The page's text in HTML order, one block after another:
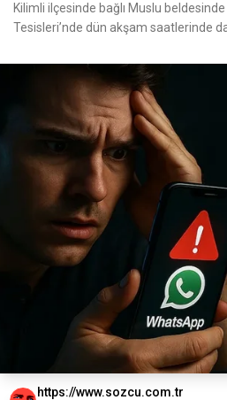
Kilimli ilçesinde bağlı Muslu
Tesisleri’nde dün akşam saatlerinde
https://www.sozcu.com.tr